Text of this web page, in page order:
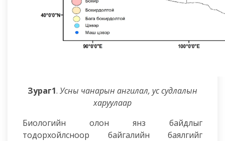
Зураг1. Усны чанарын ангилал, ус судлалын
харуулаар
Биологийн олон янз байдлыг
тодорхойлсноор байгалийн баялгийг